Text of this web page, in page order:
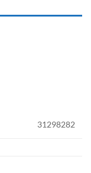
31298282